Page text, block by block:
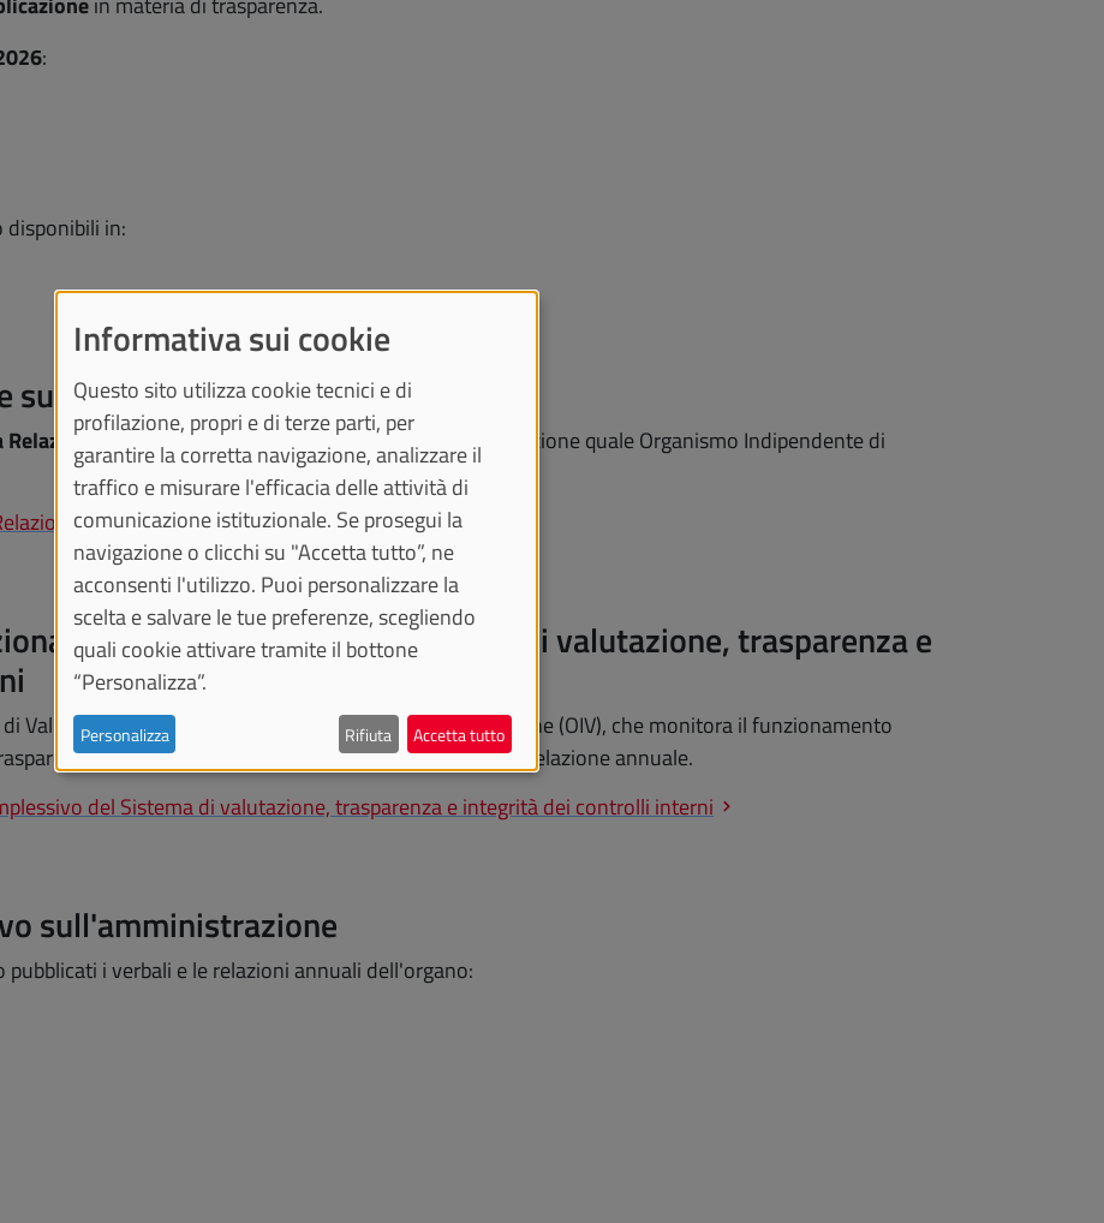
6:
disponibili in:
sulla Performance
sulla Performance, redatti dal Nucleo di Valutazione quale Organismo Indipendente di
sulla Performance
complessivo del Sistema di valutazione, trasparenza e
Valutazione, quale Organismo Indipendente di Valutazione (OIV), che monitora il funzionamento
e integrità dei controlli interni e ne elabora una relazione annuale.
del Sistema di valutazione, trasparenza e integrità dei controlli interni
sull'amministrazione
i verbali e le relazioni annuali dell'organo:
Informativa sui cookie
Questo sito utilizza cookie tecnici e di
profilazione, propri e di terze parti, per
garantire la corretta navigazione, analizzare il
traffico e misurare l'efficacia delle attività di
comunicazione istituzionale. Se prosegui la
navigazione o clicchi su "Accetta tutto”, ne
acconsenti l'utilizzo. Puoi personalizzare la
scelta e salvare le tue preferenze, scegliendo
quali cookie attivare tramite il bottone
“Personalizza”.
Personalizza Rifiuta Accetta tutto